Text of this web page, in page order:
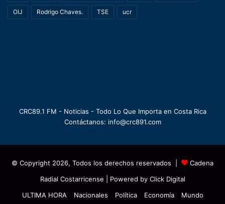
OIJ Rodrigo Chaves. TSE ucr
CRC89.1 FM - Noticias - Todo Lo Que Importa en Costa Rica
Contáctanos: info@crc891.com
© Copyright 2026, Todos los derechos reservados |
Cadena
Radial Costarricense | Powered by Click Digital
ULTIMA HORA
Nacionales Política Economía Mundo